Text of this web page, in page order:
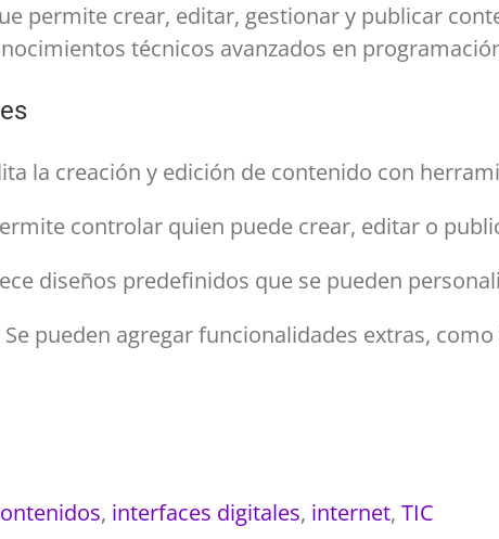
permite crear, editar, gestionar y publicar
técnicos avanzados en
la creación y edición de contenido con
controlar quien puede crear, editar o
diseños predefinidos que se pueden
Se pueden agregar funcionalidades extras,
, interfaces digitales, internet, TIC